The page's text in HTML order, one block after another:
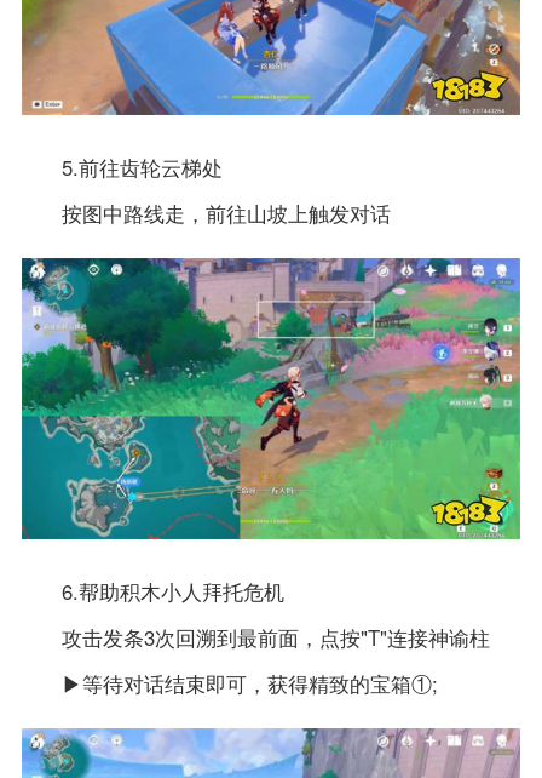
5.前往齿轮云梯处
按图中路线走，前往山坡上触发对话
6.帮助积木小人拜托危机
攻击发条3次回溯到最前面，点按"T"连接神谕柱
▶等待对话结束即可，获得精致的宝箱①;